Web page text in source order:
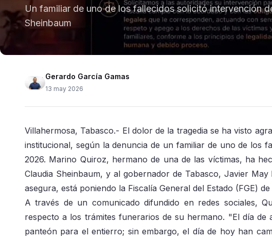
Un familiar de uno de los fallecidos solicitó intervención
Sheinbaum
Gerardo García Gamas
13 may 2026
Villahermosa, Tabasco.- El dolor de la tragedia se ha visto
institucional, según la denuncia de un familiar de uno de los
2026. Marino Quiroz, hermano de una de las víctimas, ha
Claudia Sheinbaum, y al gobernador de Tabasco, Javier
asegura, está poniendo la Fiscalía General del Estado (FGE)
A través de un comunicado difundido en redes sociales,
respecto a los trámites funerarios de su hermano. "El día
panteón para el entierro; sin embargo, el día de hoy han